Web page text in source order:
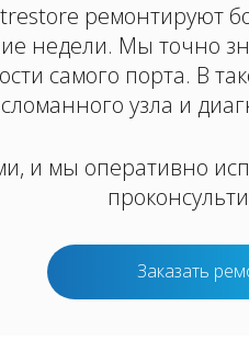
ремонтируют
недели. Мы точно
самого порта. В
сломанного узла и
и мы оперативно
Заказать